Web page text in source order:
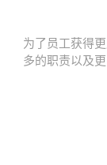
为了员工获得
多的职责以及